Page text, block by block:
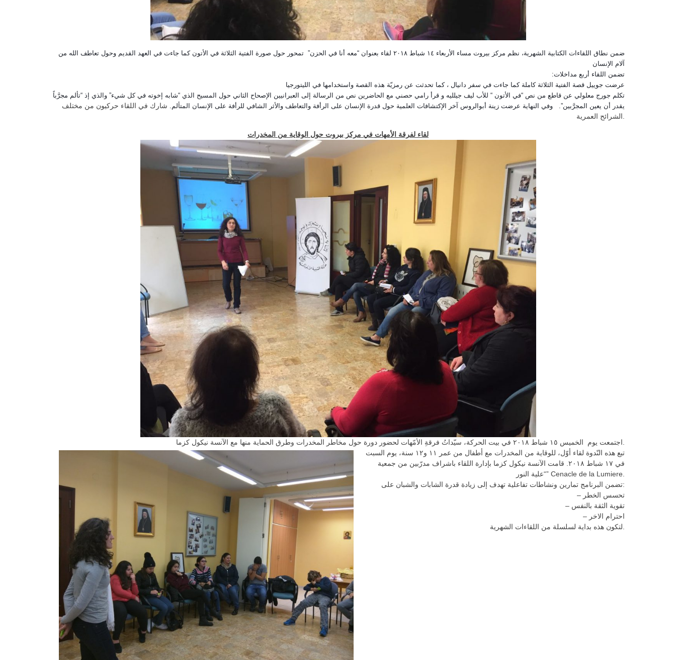
ضمن نطاق اللقاءات الكتابية الشهرية، نظم مركز بيروت مساء الأربعاء ١٤ شباط ٢٠١٨ لقاء بعنوان “معه أنا في الحزن” تمحور حول صورة الفتية الثلاثة في الأتون كما جاءت في العهد القديم وحول تعاطف الله من
آلام الإنسان
تضمن اللقاء أربع مداخلات:
عرضت جوييل قصة الفتية الثلاثة كاملة كما جاءت في سفر دانيال ، كما تحدثت عن رمزيّة هذه القصة واستخدامها في الليتورجيا
تكلم جورج معلولي عن قاطع من نص “في الأتون “ للأب ليف جيلليه و قرأ رامي حصني مع الحاضرين نص من الرسالة إلى العبرانيين الإصحاح الثاني حول المسيح الذي “شابه إخوته في كل شيء” والذي إذ “تألم مجرَّباً
يقدر أن يعين المجرَّبين”. وفي النهاية عرضت زينة أبوالروس آخر الإكتشافات العلمية حول قدرة الإنسان على الرأفة والتعاطف والأثر الشافي للرأفة على الإنسان المتألم. شارك في اللقاء حركيون من مختلف
الشرائح العمرية.
لقاء لفرقة الأمهات في مركز بيروت حول الوقاية من المخدرات
تبع هذه النّدوة لقاء أوّل، للوقاية من المخدرات مع أطفال من عمر ١١ و١٢ سنة، يوم السبت
في ١٧ شباط ٢٠١٨. قامت الآنسة نيكول كزما بإدارة اللقاء باشراف مدرّبين من جمعية
“علية النور” Cenacle de la Lumiere.
تضمن البرنامج تمارين ونشاطات تفاعلية تهدف إلى زيادة قدرة الشابات والشبان على:
– تحسس الخطر
– تقوية الثقة بالنفس
– احترام الاخر